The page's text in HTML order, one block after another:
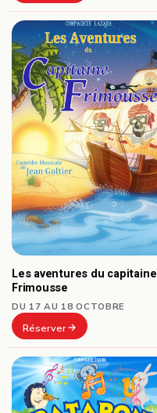
Les aventures du capitaine
Frimousse
DU 17 AU 18 OCTOBRE
Réserver